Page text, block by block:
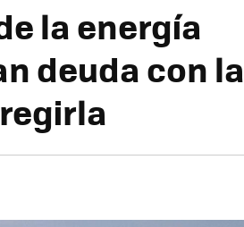
la energía
deuda con la